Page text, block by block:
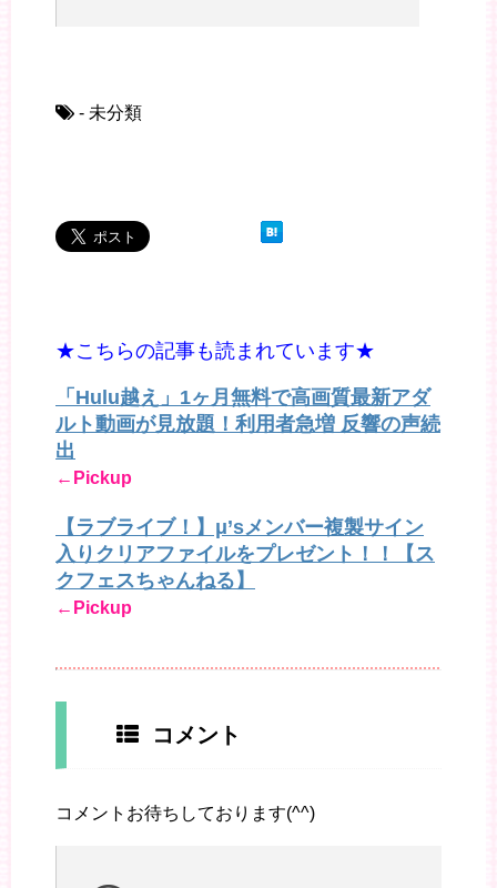
- 未分類
★こちらの記事も読まれています★
「Hulu越え」1ヶ月無料で高画質最新アダ
ルト動画が見放題！利用者急増 反響の声続
出
←Pickup
【ラブライブ！】μ’sメンバー複製サイン
入りクリアファイルをプレゼント！！【ス
クフェスちゃんねる】
←Pickup
コメント
コメントお待ちしております(^^)